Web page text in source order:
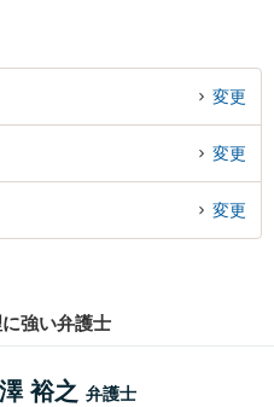
変更
変更
変更
強い弁護士
裕之 弁護士